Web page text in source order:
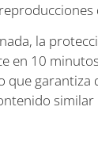
la
en 10
que garantiza
similar